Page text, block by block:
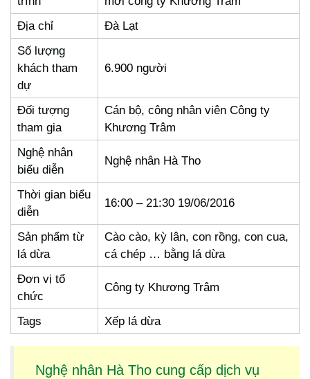
Địa chỉ
Đà Lạt
Số lượng
khách tham
dự
6.900 người
Đối tượng
tham gia
Cán bộ, công nhân viên Công ty
Khương Trâm
Nghệ nhân
biểu diễn
Nghệ nhân Hà Tho
Thời gian biểu
diễn
16:00 – 21:30 19/06/2016
Sản phẩm từ
lá dừa
Cào cào, kỳ lân, con rồng, con cua,
cá chép … bằng lá dừa
Đơn vị tổ
chức
Công ty Khương Trâm
Tags Xếp lá dừa
Nghệ nhân Hà Tho cung cấp dịch vụ